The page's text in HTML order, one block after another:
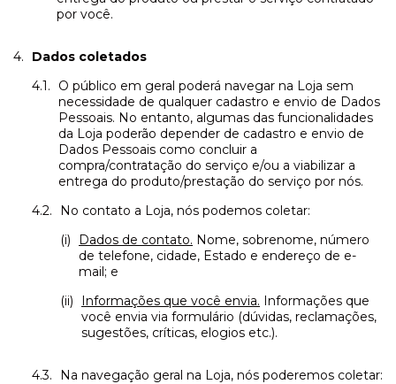
por você.
Dados coletados
O público em geral poderá navegar na Loja sem
necessidade de qualquer cadastro e envio de Dados
Pessoais. No entanto, algumas das funcionalidades
da Loja poderão depender de cadastro e envio de
Dados Pessoais como concluir a
compra/contratação do serviço e/ou a viabilizar a
entrega do produto/prestação do serviço por nós.
No contato a Loja, nós podemos coletar:
Dados de contato. Nome, sobrenome, número
de telefone, cidade, Estado e endereço de e-
mail; e
Informações que você envia. Informações que
você envia via formulário (dúvidas, reclamações,
sugestões, críticas, elogios etc.).
Na navegação geral na Loja, nós poderemos coletar: